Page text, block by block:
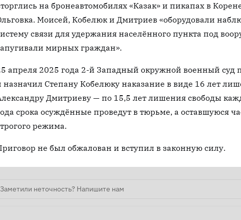
на бронеавтомобилях «Казак» и пикапах в
Моисей, Кобелюк и Дмитриев «оборудовали
связи для удержания населённого пункта под
мирных граждан».
апреля 2025 года 2-й Западный окружной военный суд
назначил Степану Кобелюку наказание в виде 16 лет
Дмитриеву — по 15,5 лет лишения свободы
срока осуждённые проведут в тюрьме, а оставшуюся
режима.
не был обжалован и вступил в законную силу.
Заметили неточность? Напишите нам